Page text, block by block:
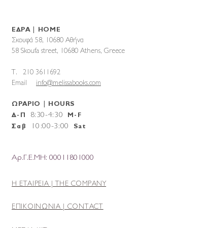
ΕΔΡΑ | HOME
Σκουφά 58, 10680 Αθήνα
58 Skoufa street, 10680 Athens, Greece
T. 210 3611692
Email info@melissabooks.com
ΩΡΑΡΙΟ | HOURS
Δ-Π
8:30-4:30 M-F
Σαβ
10 :00-3:00 Sat
Αρ.Γ.Ε.ΜΗ: 00011801000
Η ΕΤΑΙΡΕΙΑ | THE COMPANY
ΕΠΙΚΟΙΝΩΝΙΑ | CONTACT